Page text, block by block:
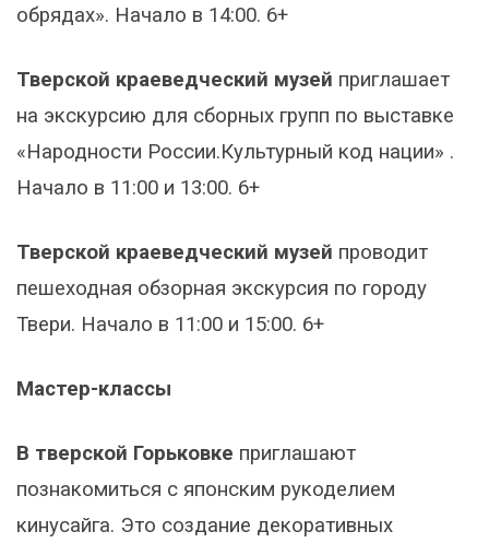
обрядах». Начало в 14:00. 6+
Тверской краеведческий музей приглашает
на экскурсию для сборных групп по выставке
«Народности России.Культурный код нации» .
Начало в 11:00 и 13:00. 6+
Тверской краеведческий музей проводит
пешеходная обзорная экскурсия по городу
Твери. Начало в 11:00 и 15:00. 6+
Мастер-классы
В тверской Горьковке приглашают
познакомиться с японским рукоделием
кинусайга. Это создание декоративных